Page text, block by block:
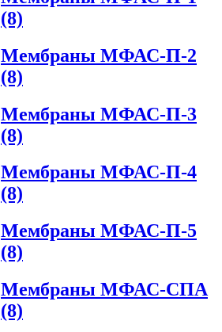
(8)
Мембраны МФАС-П-2
(8)
Мембраны МФАС-П-3
(8)
Мембраны МФАС-П-4
(8)
Мембраны МФАС-П-5
(8)
Мембраны МФАС-СПА
(8)